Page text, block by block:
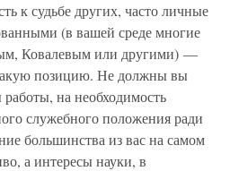
к судьбе других, часто личные
(в вашей среде многие
Ковалевым или другими) —
позицию. Не должны вы
на необходимость
служебного положения ради
большинства из вас на самом
а интересы науки, в